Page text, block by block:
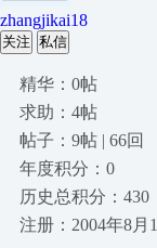
zhangjikai18
关注 私信
精华：0帖
求助：4帖
帖子：9帖 | 66回
年度积分：0
历史总积分：430
注册：2004年8月